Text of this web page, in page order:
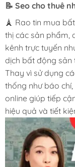
📝 Seo cho thuê
🗼 Rao tin mua
thị các sản phẩm,
kênh trực tuyến
dịch bất động sản
Thay vì sử dụng
thống như báo
online giúp tiếp
hiệu quả và tiết